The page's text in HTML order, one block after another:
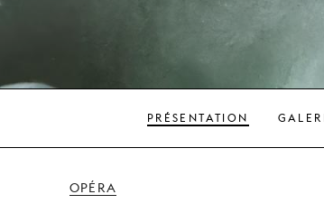
PRÉSENTATION
OPÉRA